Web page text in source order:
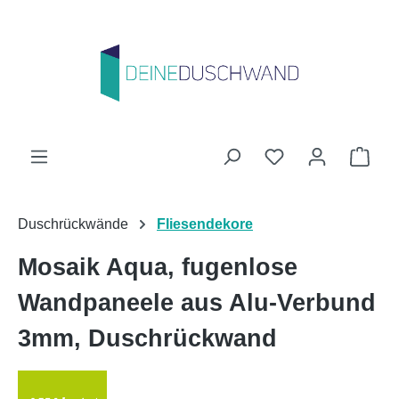
Du hast 0
Duschrückwände Fliesendekore
Mosaik Aqua, fugenlose
Wandpaneele aus Alu-Verbund
3mm, Duschrückwand